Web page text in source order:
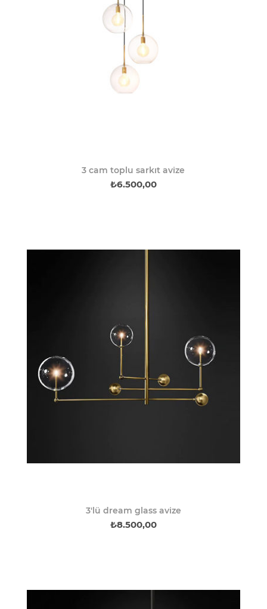
3 cam toplu sarkıt avize
₺6.500,00
3'lü dream glass avize
₺8.500,00